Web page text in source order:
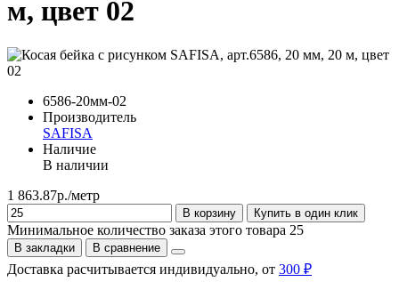
м, цвет 02
6586-20мм-02
Производитель
SAFISA
Наличие
В наличии
1 863.87р./метр
В корзину Купить в один клик
Минимальное количество заказа этого товара 25
В закладки В сравнение
Доставка расчитывается индивидуально, от 300 ₽